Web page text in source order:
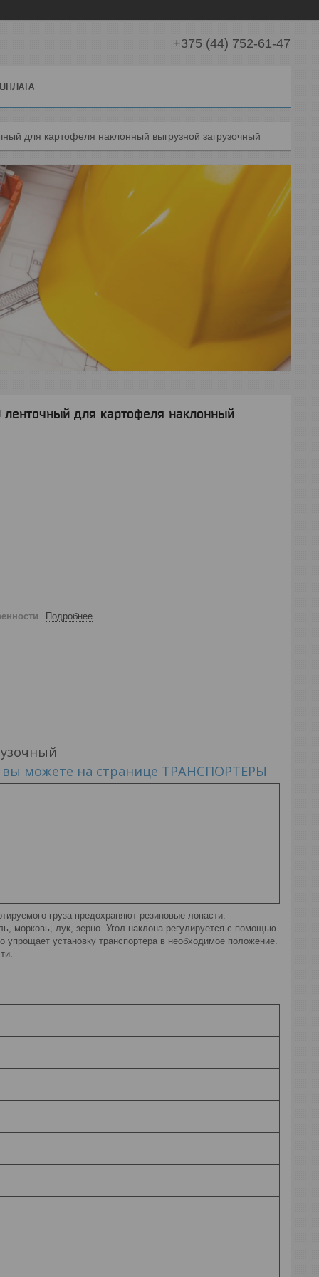
+375 (44) 752-61-47
для картофеля наклонный выгрузной загрузочный
для картофеля наклонный
Подробнее
вы можете на странице ТРАНСПОРТЕРЫ
груза предохраняют резиновые лопасти.
морковь, лук, зерно. Угол наклона регулируется с помощью
установку транспортера в необходимое положение.